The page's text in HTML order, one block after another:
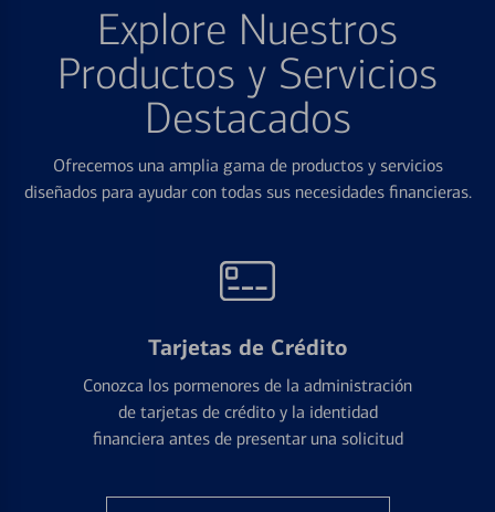
Explore Nuestros
Productos y Servicios
Destacados
Ofrecemos una amplia gama de productos y servicios
diseñados para ayudar con todas sus necesidades financieras.
Tarjetas de Crédito
Conozca los pormenores de la administración
de tarjetas de crédito y la identidad
financiera antes de presentar una solicitud